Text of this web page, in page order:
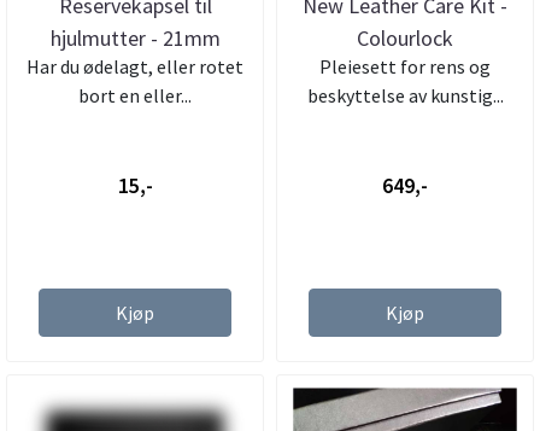
Reservekapsel til
hjulmutter - 21mm
Har du ødelagt, eller rotet
bort en eller...
15,-
Kjøp
New Leather Care Kit -
Colourlock
Pleiesett for rens og
beskyttelse av kunstig...
649,-
Kjøp